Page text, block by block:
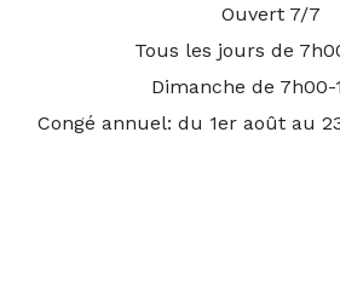
Ouvert 7/7
Tous les jours de
Dimanche de 7h00-
Congé annuel: du 1er août au